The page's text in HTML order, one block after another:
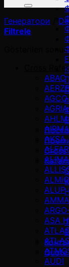
Cross
Генератори
Filtrele
Gösterilen sonuç
Cross
ABAC
AGCO
AGRIA
AKSA
ALMiG
ALUP
ASA
AUDI